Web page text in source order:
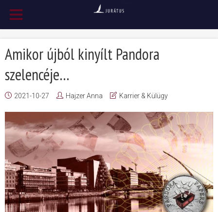
Amikor újból kinyílt Pandora
szelencéje…
2021-10-27 Hajzer Anna Karrier & Külügy